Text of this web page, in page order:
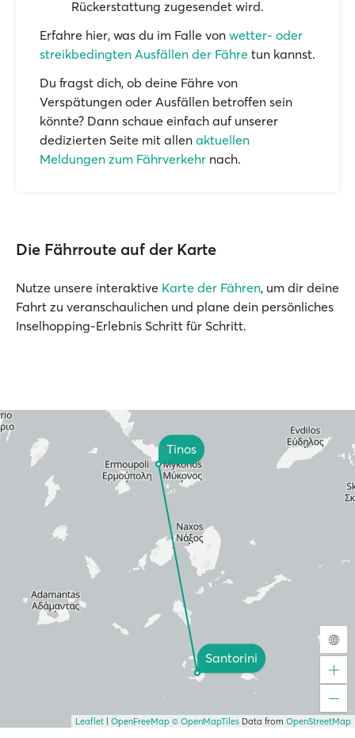
Rückerstattung zugesendet wird.
Erfahre hier, was du im Falle von wetter- oder
streikbedingten Ausfällen der Fähre tun kannst.
Du fragst dich, ob deine Fähre von
Verspätungen oder Ausfällen betroffen sein
könnte? Dann schaue einfach auf unserer
dedizierten Seite mit allen aktuellen
Meldungen zum Fährverkehr nach.
Die Fährroute auf der Karte
Nutze unsere interaktive Karte der Fähren, um dir deine
Fahrt zu veranschaulichen und plane dein persönliches
Inselhopping-Erlebnis Schritt für Schritt.
Tinos
Santorini
Leaflet OpenFreeMap © OpenMapTiles Data from OpenStreetMap